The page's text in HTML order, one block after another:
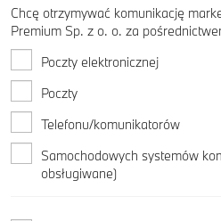
Chcę otrzymywać komunikację
Premium Sp. z o. o. za
Poczty elektronicznej
Poczty
Telefonu/komunikatorów
Samochodowych systemów
obsługiwane)